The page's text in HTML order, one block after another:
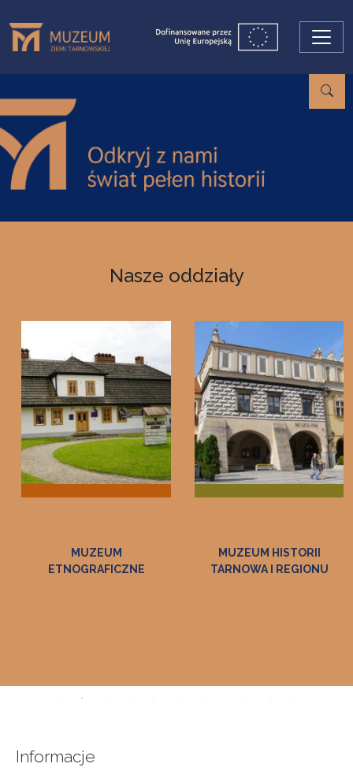
Nasze oddziały
MUZEUM HISTORII
TARNOWA I REGIONU
MUZEUM RATUSZ -
GALERIA SZTUKI DAWNEJ
Informacje